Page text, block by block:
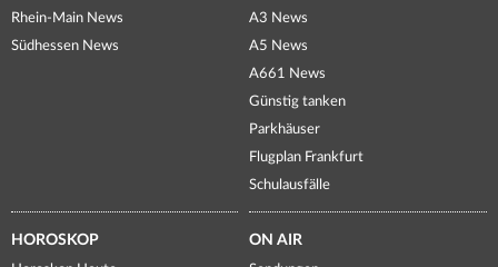
Rhein-Main News
Südhessen News
A3 News
A5 News
A661 News
Günstig tanken
Parkhäuser
Flugplan Frankfurt
Schulausfälle
HOROSKOP ON AIR